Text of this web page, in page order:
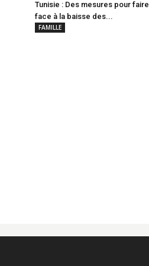
Tunisie : Des mesures pour faire
face à la baisse des...
FAMILLE